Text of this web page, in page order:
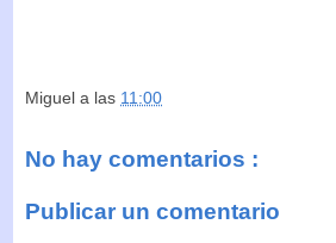
Miguel a las 11:00
No hay comentarios :
Publicar un comentario